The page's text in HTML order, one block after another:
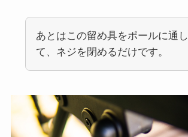
あとはこの留め具をポールに通し
て、ネジを閉めるだけです。